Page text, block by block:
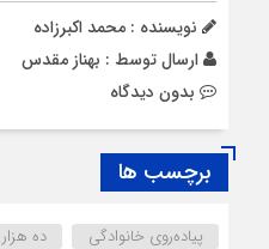
نویسنده : محمد اکبرزاده
ارسال توسط : بهناز مقدس
بدون دیدگاه
برچسب ها
پیاده‌روی خانوادگی
ده